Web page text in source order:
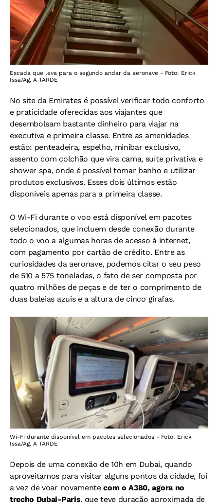
Escada que leva para o segundo andar da aeronave - Foto: Erick
Issa/Ag. A TARDE
No site da Emirates é possível verificar todo conforto
e praticidade oferecidas aos viajantes que
desembolsam bastante dinheiro para viajar na
executiva e primeira classe. Entre as amenidades
estão: penteadeira, espelho, minibar exclusivo,
assento com colchão que vira cama, suíte privativa e
shower spa, onde é possível tomar banho e utilizar
produtos exclusivos. Esses dois últimos estão
disponíveis apenas para a primeira classe.
O Wi-Fi durante o voo está disponível em pacotes
selecionados, que incluem desde conexão durante
todo o voo a algumas horas de acesso à internet,
com pagamento por cartão de crédito. Entre as
curiosidades da aeronave, podemos citar o seu peso
de 510 a 575 toneladas, o fato de ser composta por
quatro milhões de peças e de ter o comprimento de
duas baleias azuis e a altura de cinco girafas.
Wi-Fi durante disponível em pacotes selecionados - Foto: Erick
Issa/Ag. A TARDE
Depois de uma conexão de 10h em Dubai, quando
aproveitamos para visitar alguns pontos da cidade, foi
a vez de voar novamentecom o A380, agora no
trecho Dubai-Paris, que teve duração aproximada de